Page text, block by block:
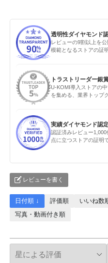
透明性ダイヤモンド
レビューの9割以上を
模範となるストアの証
トラストリーダー銀
U-KOMI導入ストアの
を集める、業界トップ
実績ダイヤモンド認
認証済みレビュー
点に立つストアの証明
レビューを書く
日付順 ↓ 評価順 いいね数
写真・動画付き順